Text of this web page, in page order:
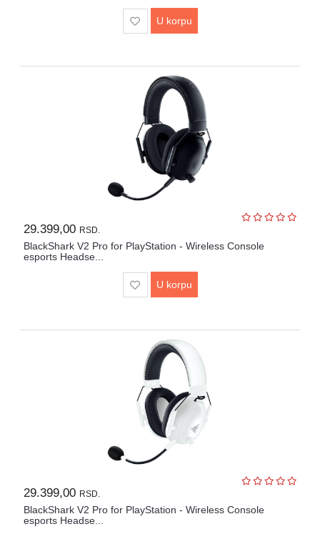
U korpu
29.399,00 RSD.
BlackShark V2 Pro for PlayStation - Wireless Console
esports Headse...
U korpu
29.399,00 RSD.
BlackShark V2 Pro for PlayStation - Wireless Console
esports Headse...